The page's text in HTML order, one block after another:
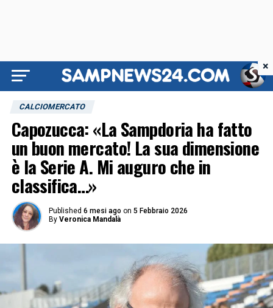
CALCIOMERCATO
Capozucca: «La Sampdoria ha fatto
un buon mercato! La sua dimensione
è la Serie A. Mi auguro che in
classifica…»
Published 6 mesi ago on 5 Febbraio 2026
By Veronica Mandalà
×